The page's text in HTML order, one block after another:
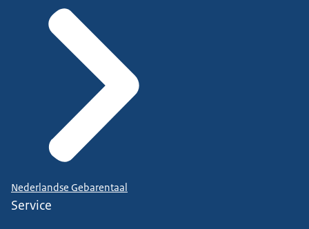
Nederlandse Gebarentaal
Service